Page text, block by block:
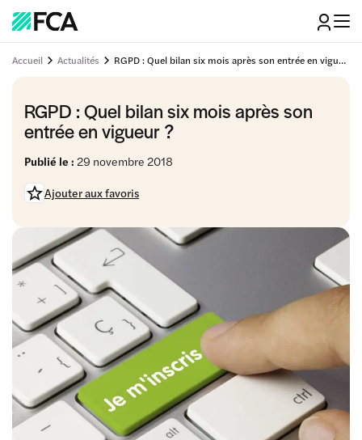
Accueil Actualités RGPD : Quel bilan six mois après son entrée en vigueur ?
RGPD : Quel bilan six mois après son
entrée en vigueur ?
Publié le : 29 novembre 2018
Ajouter aux favoris